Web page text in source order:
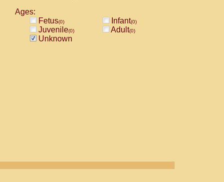
Ages:
Fetus(0) Infant(0)
Juvenile(0) Adult(0)
Unknown